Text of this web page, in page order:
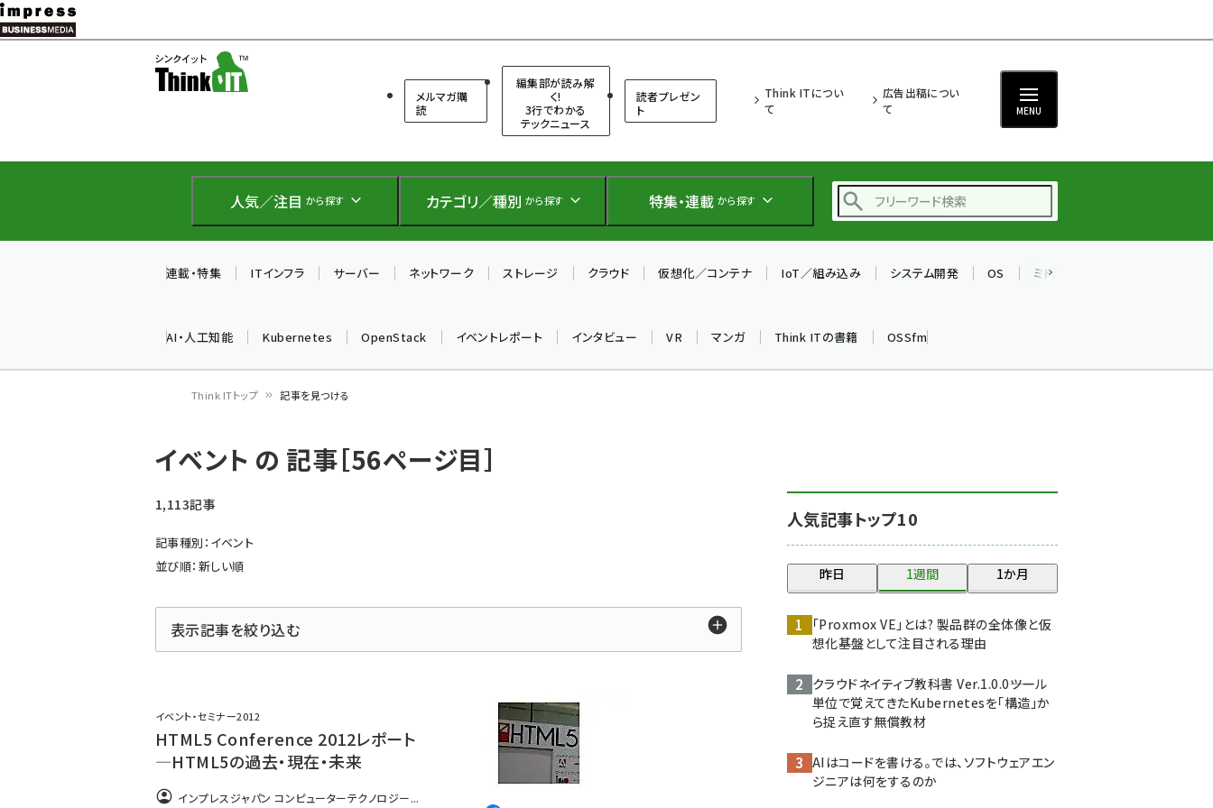
メ
イ
テ
に
メルマガ購
読
編集部が読み解
く!
3行でわかる
テックニュース
読者プレゼン
ト
Think ITについ
て
広告出稿につい
て
MENU
人気／注目 から探す カテゴリ／種別 から探す 特集・連載 から探す
仲間と築いた勝利の絆～
drupal (1955)
genai (1483)
abc123 (1358)
連載・特集 ITインフラ サーバー ネットワーク ストレージ クラウド 仮想化／コンテナ IoT／組み込み システム開発 OS ミドルウェア
AI・人工知能 Kubernetes OpenStack イベントレポート インタビュー VR マンガ Think ITの書籍 OSSfm
ン
く
ず
Think ITトップ 記事を見つける
イベント の 記事［56ページ目］
1,113記事
記事種別：イベント
並び順：新しい順
表示記事を絞り込む
イベント・セミナー2012
HTML5 Conference 2012レポート
―HTML5の過去・現在・未来
インプレスジャパン コンピューターテクノロジー...
人気記事トップ10
昨日 1週間 1か月
「Proxmox VE」とは? 製品群の全体像と仮
想化基盤として注目される理由
クラウドネイティブ教科書 Ver.1.0.0――ツール
単位で覚えてきたKubernetesを「構造」か
ら捉え直す無償教材
AIはコードを書ける。では、ソフトウェアエン
ジニアは何をするのか